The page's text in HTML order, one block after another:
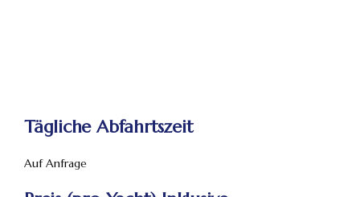
Tägliche Abfahrtszeit
Auf Anfrage